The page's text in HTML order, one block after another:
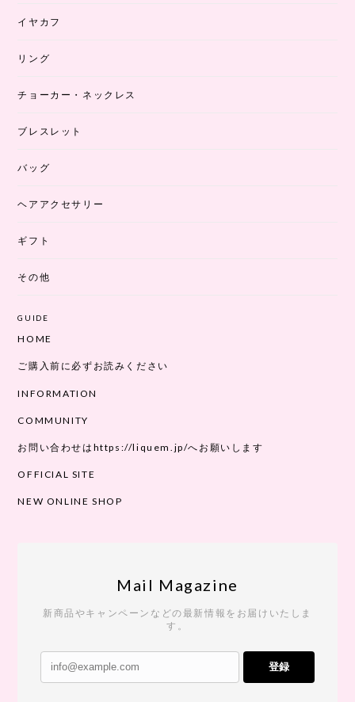
イヤカフ
リング
チョーカー・ネックレス
ブレスレット
バッグ
ヘアアクセサリー
ギフト
その他
GUIDE
HOME
ご購入前に必ずお読みください
INFORMATION
COMMUNITY
お問い合わせはhttps://liquem.jp/へお願いします
OFFICIAL SITE
NEW ONLINE SHOP
Mail Magazine
新商品やキャンペーンなどの最新情報をお届けいたしま
す。
登録